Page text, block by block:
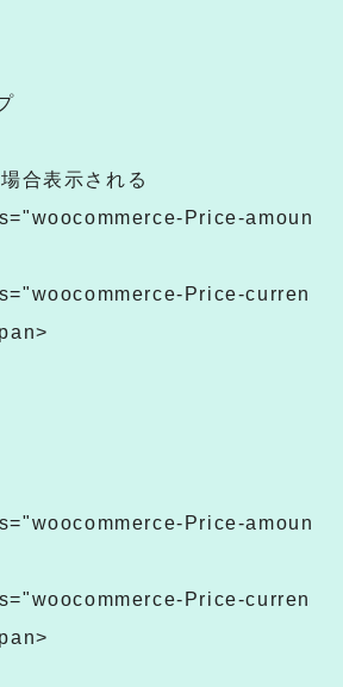
合表示される
Price-amoun
Price-curren
Price-amoun
Price-curren